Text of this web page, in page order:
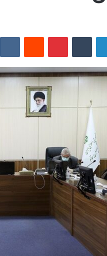
لینکدین ‫پین‌ترست ‫رددیت